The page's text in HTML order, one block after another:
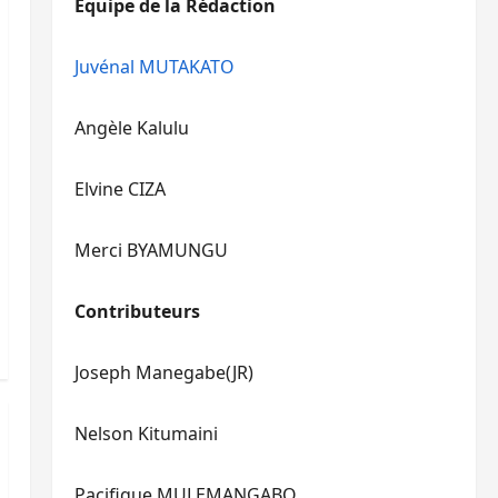
Equipe de la Rédaction
Juvénal MUTAKATO
Angèle Kalulu
Elvine CIZA
Merci BYAMUNGU
Contributeurs
Joseph Manegabe(JR)
Nelson Kitumaini